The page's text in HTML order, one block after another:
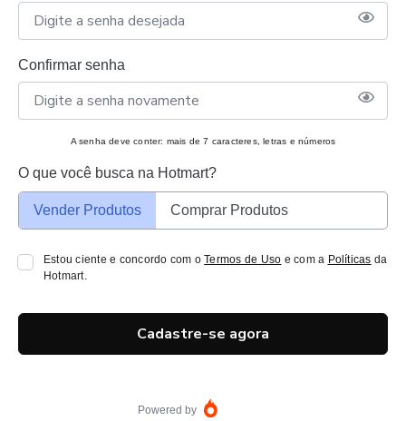
Confirmar senha
A senha deve conter: mais de 7 caracteres, letras e números
O que você busca na Hotmart?
Vender Produtos Comprar Produtos
Estou ciente e concordo com oTermos de Uso e com a Políticas da
Hotmart.
Cadastre-se agora
Powered by